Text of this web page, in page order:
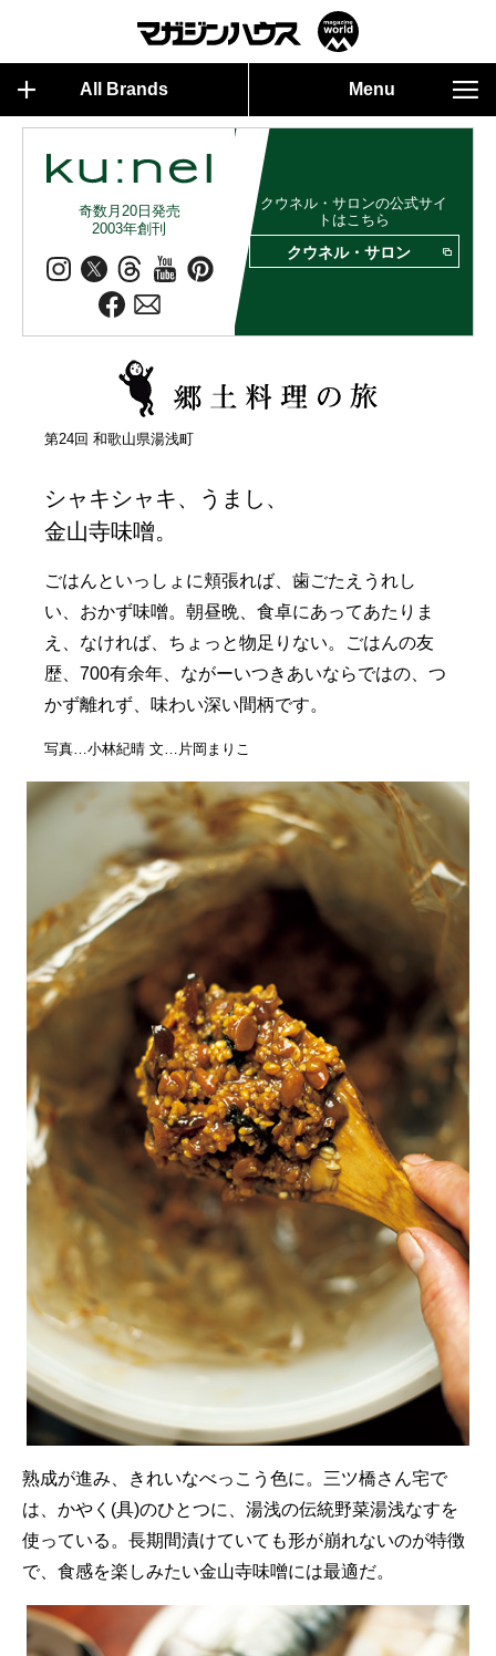
All Brands Menu
奇数月20日発売
2003年創刊
クウネル・サロンの公式サイ
トはこちら
クウネル・サロン
第24回 和歌山県湯浅町
シャキシャキ、うまし、
金山寺味噌。
ごはんといっしょに頬張れば、歯ごたえうれし
い、おかず味噌。朝昼晩、食卓にあってあたりま
え、なければ、ちょっと物足りない。ごはんの友
歴、700有余年、ながーいつきあいならではの、つ
かず離れず、味わい深い間柄です。
写真…小林紀晴 文…片岡まりこ
熟成が進み、きれいなべっこう色に。三ツ橋さん宅で
は、かやく(具)のひとつに、湯浅の伝統野菜湯浅なすを
使っている。長期間漬けていても形が崩れないのが特徴
で、食感を楽しみたい金山寺味噌には最適だ。